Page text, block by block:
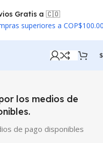
Gratis a 🇨🇴
superiores a
$
los medios de
de pago disponibles